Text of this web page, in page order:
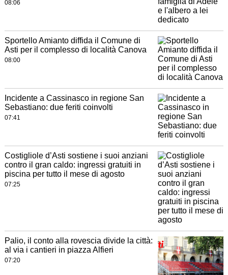
08:06
Sportello Amianto diffida il Comune di
Asti per il complesso di località Canova
08:00
Incidente a Cassinasco in regione San
Sebastiano: due feriti coinvolti
07:41
Costigliole d’Asti sostiene i suoi anziani
contro il gran caldo: ingressi gratuiti in
piscina per tutto il mese di agosto
07:25
Palio, il conto alla rovescia divide la città:
al via i cantieri in piazza Alfieri
07:20